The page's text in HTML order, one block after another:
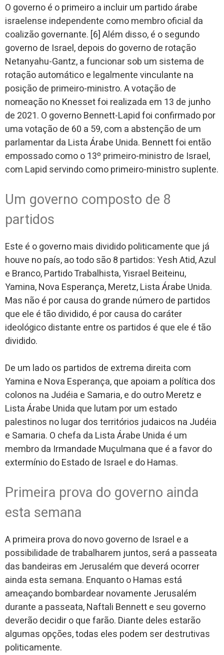
O governo é o primeiro a incluir um partido árabe
israelense independente como membro oficial da
coalizão governante. [6] Além disso, é o segundo
governo de Israel, depois do governo de rotação
Netanyahu-Gantz, a funcionar sob um sistema de
rotação automático e legalmente vinculante na
posição de primeiro-ministro. A votação de
nomeação no Knesset foi realizada em 13 de junho
de 2021. O governo Bennett-Lapid foi confirmado por
uma votação de 60 a 59, com a abstenção de um
parlamentar da Lista Árabe Unida. Bennett foi então
empossado como o 13º primeiro-ministro de Israel,
com Lapid servindo como primeiro-ministro suplente.
Um governo composto de 8
partidos
Este é o governo mais dividido politicamente que já
houve no país, ao todo são 8 partidos: Yesh Atid, Azul
e Branco, Partido Trabalhista, Yisrael Beiteinu,
Yamina, Nova Esperança, Meretz, Lista Árabe Unida.
Mas não é por causa do grande número de partidos
que ele é tão dividido, é por causa do caráter
ideológico distante entre os partidos é que ele é tão
dividido.
De um lado os partidos de extrema direita com
Yamina e Nova Esperança, que apoiam a política dos
colonos na Judéia e Samaria, e do outro Meretz e
Lista Árabe Unida que lutam por um estado
palestinos no lugar dos territórios judaicos na Judéia
e Samaria. O chefa da Lista Árabe Unida é um
membro da Irmandade Muçulmana que é a favor do
extermínio do Estado de Israel e do Hamas.
Primeira prova do governo ainda
esta semana
A primeira prova do novo governo de Israel e a
possibilidade de trabalharem juntos, será a passeata
das bandeiras em Jerusalém que deverá ocorrer
ainda esta semana. Enquanto o Hamas está
ameaçando bombardear novamente Jerusalém
durante a passeata, Naftali Bennett e seu governo
deverão decidir o que farão. Diante deles estarão
algumas opções, todas eles podem ser destrutivas
politicamente.